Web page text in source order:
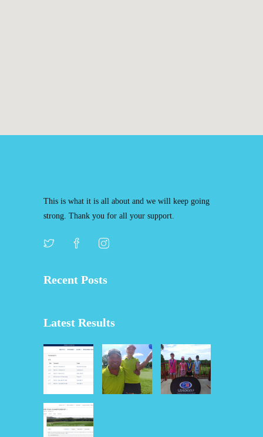
This is what it is all about and we will keep going
strong. Thank you for all your support.
Recent Posts
Latest Results